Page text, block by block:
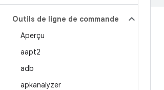
Outils de ligne de commande
Aperçu
aapt2
adb
apkanalyzer